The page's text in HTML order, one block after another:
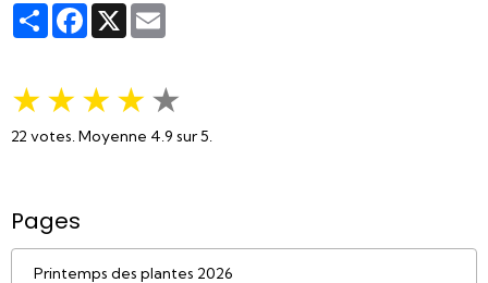
PartagerFacebook
X
★★★★★
22 votes. Moyenne 4.9 sur 5.
Pages
Printemps des plantes 2026